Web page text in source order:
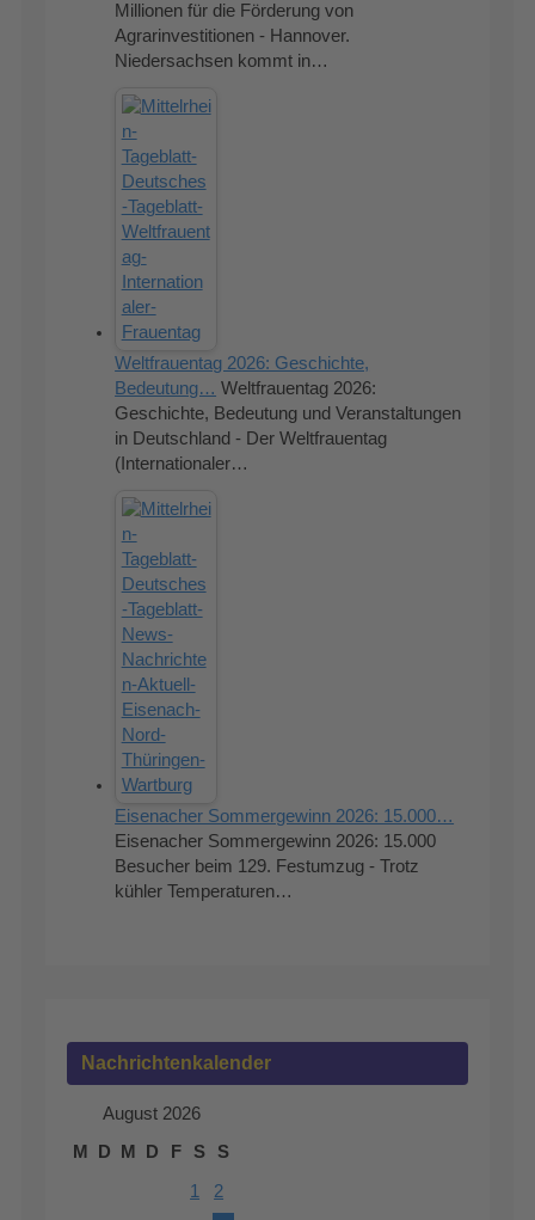
Millionen für die Förderung von
Agrarinvestitionen - Hannover.
Niedersachsen kommt in…
Weltfrauentag 2026: Geschichte,
Bedeutung… Weltfrauentag 2026:
Geschichte, Bedeutung und Veranstaltungen
in Deutschland - Der Weltfrauentag
(Internationaler…
Eisenacher Sommergewinn 2026: 15.000…
Eisenacher Sommergewinn 2026: 15.000
Besucher beim 129. Festumzug - Trotz
kühler Temperaturen…
Nachrichtenkalender
August 2026
M
D M D F S S
1 2